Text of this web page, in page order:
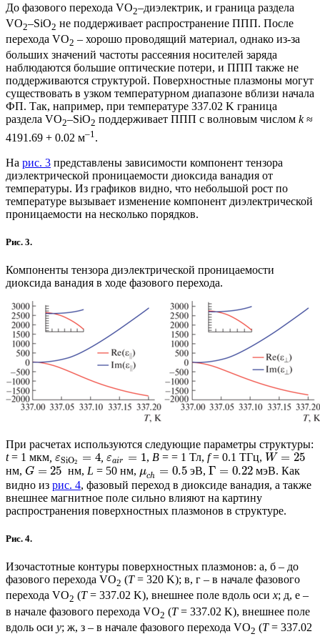
До фазового перехода VO2–диэлектрик, и граница раздела
VO2–SiO2 не поддерживает распространение ППП. После
перехода VO2 – хорошо проводящий материал, однако из-за
больших значений частоты рассеяния носителей заряда
наблюдаются большие оптические потери, и ППП также не
поддерживаются структурой. Поверхностные плазмоны могут
существовать в узком температурном диапазоне вблизи начала
ФП. Так, например, при температуре 337.02 K граница
раздела VO2–SiO2 поддерживает ППП с волновым числом k≈
4191.69 + 0.02 м–1.
На рис. 3 представлены зависимости компонент тензора
диэлектрической проницаемости диоксида ванадия от
температуры. Из графиков видно, что небольшой рост по
температуре вызывает изменение компонент диэлектрической
проницаемости на несколько порядков.
Рис. 3.
Компоненты тензора диэлектрической проницаемости
диоксида ванадия в ходе фазового перехода.
При расчетах используются следующие параметры структуры:
t= 1 мкм εSiO2 = 4 ,εair = 1, B= = 1 Тл, f= 0.1 ТГц, W = 25
нм, G = 25 нм, L = 50 нм, μch = 0.5эВ, Γ = 0.22 мэВ. Как
видно из рис. 4, фазовый переход в диоксиде ванадия, а также
внешнее магнитное поле сильно влияют на картину
распространения поверхностных плазмонов в структуре.
Рис. 4.
Изочастотные контуры поверхностных плазмонов: a, б – до
фазового перехода VO2 (T= 320 K); в, г – в начале фазового
перехода VO2 (T= 337.02 K), внешнее поле вдоль оси x; д, е –
в начале фазового перехода VO2 (T= 337.02 K), внешнее поле
вдоль оси y; ж, з – в начале фазового перехода VO2 (T= 337.02